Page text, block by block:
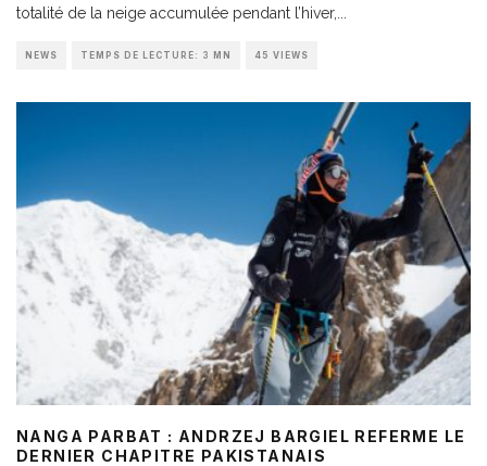
totalité de la neige accumulée pendant l’hiver,
NEWS TEMPS DE LECTURE: 3 MN 45 VIEWS
NANGA PARBAT : ANDRZEJ BARGIEL REFERME LE
DERNIER CHAPITRE PAKISTANAIS